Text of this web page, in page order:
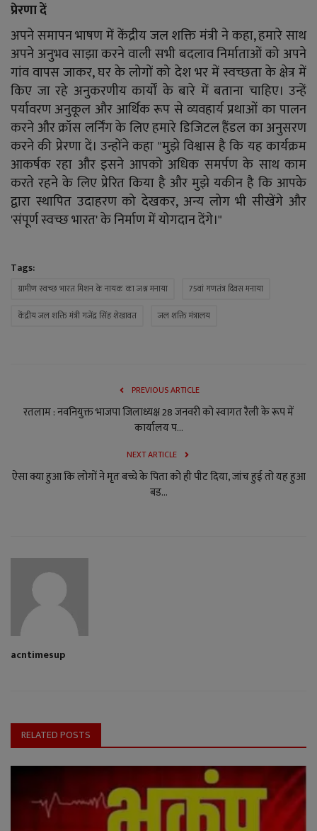
प्रेरणा दें
अपने समापन भाषण में केंद्रीय जल शक्ति मंत्री ने कहा, हमारे साथ
अपने अनुभव साझा करने वाली सभी बदलाव निर्माताओं को अपने
गांव वापस जाकर, घर के लोगों को देश भर में स्वच्छता के क्षेत्र में
किए जा रहे अनुकरणीय कार्यों के बारे में बताना चाहिए। उन्हें
पर्यावरण अनुकूल और आर्थिक रूप से व्यवहार्य प्रथाओं का पालन
करने और क्रॉस लर्निंग के लिए हमारे डिजिटल हैंडल का अनुसरण
करने की प्रेरणा दें। उन्होंने कहा "मुझे विश्वास है कि यह कार्यक्रम
आकर्षक रहा और इसने आपको अधिक समर्पण के साथ काम
करते रहने के लिए प्रेरित किया है और मुझे यकीन है कि आपके
द्वारा स्थापित उदाहरण को देखकर, अन्य लोग भी सीखेंगे और
'संपूर्ण स्वच्छ भारत' के निर्माण में योगदान देंगे।"
Tags:
ग्रामीण स्वच्छ भारत मिशन के नायक का जश्न मनाया
75वां गणतंत्र दिवस मनाया
केंद्रीय जल शक्ति मंत्री गजेंद्र सिंह शेखावत
जल शक्ति मंत्रालय
PREVIOUS ARTICLE
रतलाम : नवनियुक्त भाजपा जिलाध्यक्ष 28 जनवरी को स्वागत रैली के रूप में
कार्यालय प...
NEXT ARTICLE
ऐसा क्या हुआ कि लोगों ने मृत बच्चे के पिता को ही पीट दिया, जांच हुई तो यह हुआ
बड...
acntimesup
RELATED POSTS